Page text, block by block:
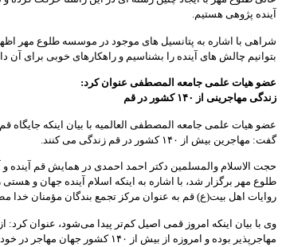
آینده پژوهی هستیم.
شراهی با اشاره به پتانسیل های موجود در موسسه طلوع مهر
بتوانیم چالش های آینده را بشناسیم و راهکارهای خوبی برای آن
عضو هیات علمی جامعه المصطفی عنوان کرد:
زندگی مهاجرینی از ۱۴۰ کشور در قم
عضو هیات علمی جامعه المصطفی العالمیه با بیان اینکه جایگاه
گفت: مهاجرین بیش از ۱۴۰ کشور در قم زندگی می کنند.
حجت الاسلام والمسلمین دکتر احمد احمدی در همایش قم آینده
طلوع مهر برگزار شد، با اشاره به اینکه اسلام آینده جهان و
روایات اهل بیت(ع) قم به عنوان مرکز تجمع بندگان مؤمنان
وی با بیان اینکه امروز قمی اصیل کم‌تر پیدا می‌شود، عنوان کرد:
مهاجرپذیر بوده و امروزه از بیش از